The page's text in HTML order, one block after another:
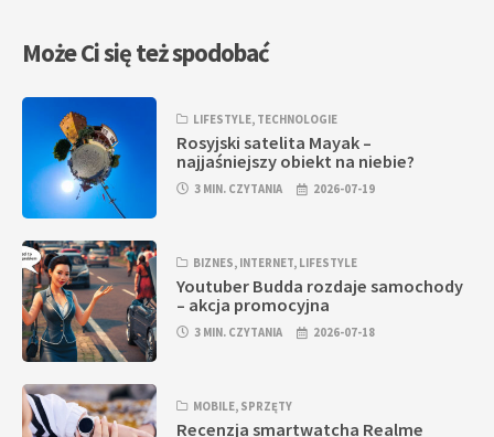
Może Ci się też spodobać
LIFESTYLE, TECHNOLOGIE
Rosyjski satelita Mayak –
najjaśniejszy obiekt na niebie?
3 MIN. CZYTANIA 2026-07-19
BIZNES, INTERNET, LIFESTYLE
Youtuber Budda rozdaje samochody
– akcja promocyjna
3 MIN. CZYTANIA 2026-07-18
MOBILE, SPRZĘTY
Recenzja smartwatcha Realme